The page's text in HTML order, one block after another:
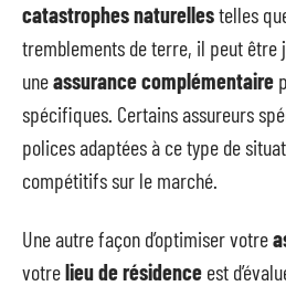
catastrophes naturellestelles
tremblements de terre, il peut être
uneassurance complémentaire
spécifiques. Certains assureurs
polices adaptées à ce type de
compétitifs sur le marché.
Une autre façon d’optimiser votre
votrelieu de résidence est